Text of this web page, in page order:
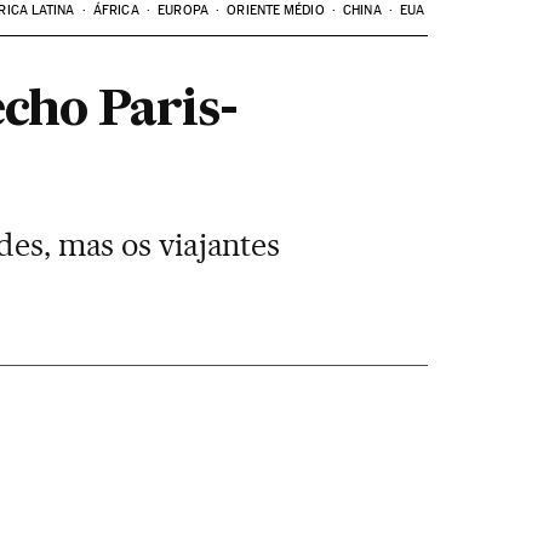
LATINA ÁFRICA EUROPA ORIENTE MÉDIO CHINA EUA
Paris-
mas os viajantes